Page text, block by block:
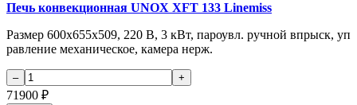
Печь конвекционная UNOX XFT 133 Linemiss
Размер 600х655х509, 220 В, 3 кВт, пароувл. ручной впрыск, уп
равление механическое, камера нерж.
71900 ₽